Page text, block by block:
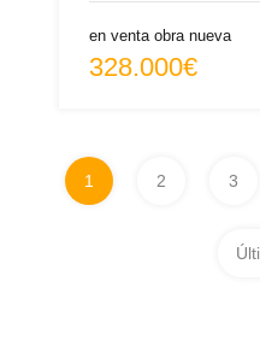
en venta obra nueva
328.000€
1 2 3